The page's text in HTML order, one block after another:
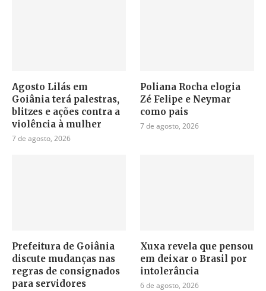
Agosto Lilás em
Goiânia terá palestras,
blitzes e ações contra a
violência à mulher
7 de agosto, 2026
Poliana Rocha elogia
Zé Felipe e Neymar
como pais
7 de agosto, 2026
Prefeitura de Goiânia
discute mudanças nas
regras de consignados
para servidores
Xuxa revela que pensou
em deixar o Brasil por
intolerância
6 de agosto, 2026